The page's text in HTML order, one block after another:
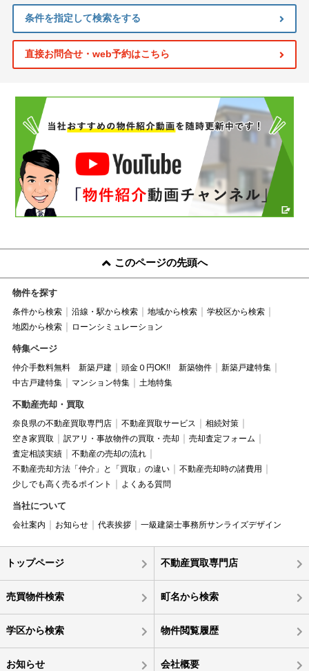
条件を指定して検索をする
直接お問合せ・web予約はこちら
このページの先頭へ
物件を探す
条件から検索 沿線・駅から検索 地域から検索
学校区から検索
地図から検索
ローンシミュレーション
特集ページ
仲介手数料無料 新築戸建 頭金０円OK!! 新築物件
新築戸建特集
中古戸建特集
マンション特集 土地特集
不動産売却・買取
奈良県の不動産買取専門店 不動産買取サービス
相続対策
空き家買取
訳アリ・事故物件の買取・売却
売却査定フォーム
査定相談実績
不動産の売却の流れ
不動産売却方法「仲介」と「買取」の違い
不動産売却時の諸費用
少しでも高く売るポイント
よくある質問
当社について
会社案内 お知らせ 代表挨拶 一級建築士事務所サンライズデザイン
トップページ 不動産買取専門店
売買物件検索 町名から検索
学区から検索 物件閲覧履歴
お知らせ 会社概要